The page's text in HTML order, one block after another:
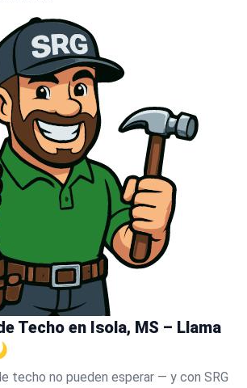
Techo en Isola, MS – Llama
techo no pueden esperar — y con SRG